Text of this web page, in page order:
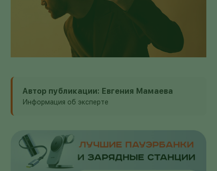
Автор публикации: Евгения Мамаева
Информация об эксперте